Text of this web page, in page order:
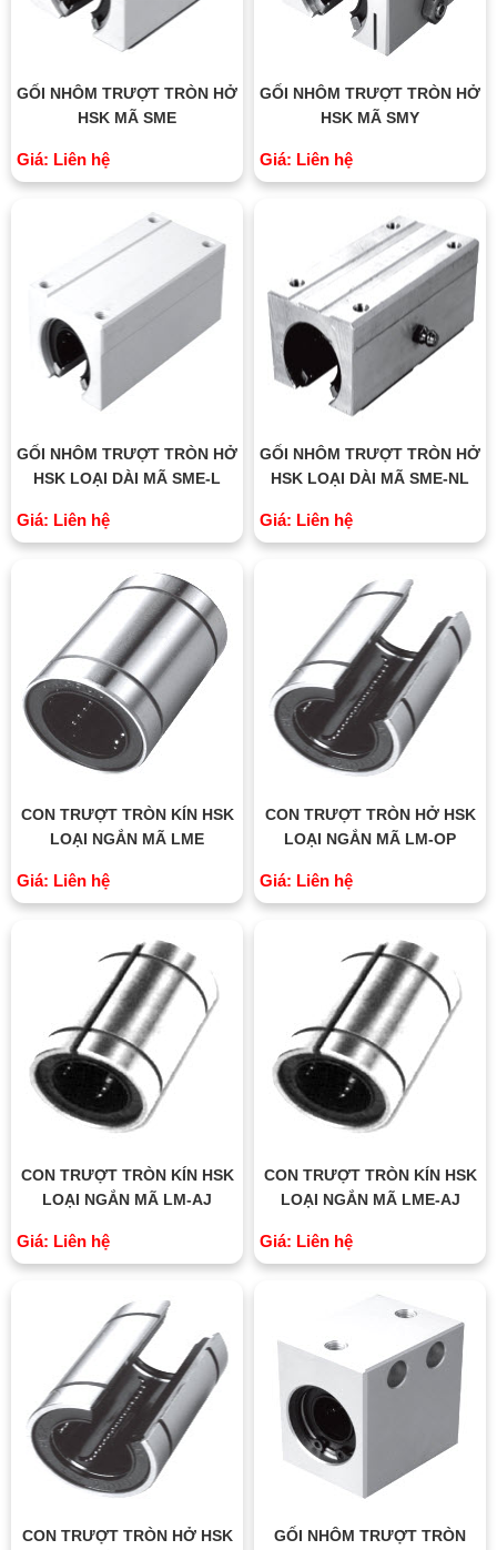
GỐI NHÔM TRƯỢT TRÒN HỞ
HSK MÃ SME
Giá: Liên hệ
GỐI NHÔM TRƯỢT TRÒN HỞ
HSK MÃ SMY
Giá: Liên hệ
GỐI NHÔM TRƯỢT TRÒN HỞ
HSK LOẠI DÀI MÃ SME-L
Giá: Liên hệ
GỐI NHÔM TRƯỢT TRÒN HỞ
HSK LOẠI DÀI MÃ SME-NL
Giá: Liên hệ
CON TRƯỢT TRÒN KÍN HSK
LOẠI NGẮN MÃ LME
Giá: Liên hệ
CON TRƯỢT TRÒN HỞ HSK
LOẠI NGẮN MÃ LM-OP
Giá: Liên hệ
CON TRƯỢT TRÒN KÍN HSK
LOẠI NGẮN MÃ LM-AJ
Giá: Liên hệ
CON TRƯỢT TRÒN KÍN HSK
LOẠI NGẮN MÃ LME-AJ
Giá: Liên hệ
CON TRƯỢT TRÒN HỞ HSK
GỐI NHÔM TRƯỢT TRÒN